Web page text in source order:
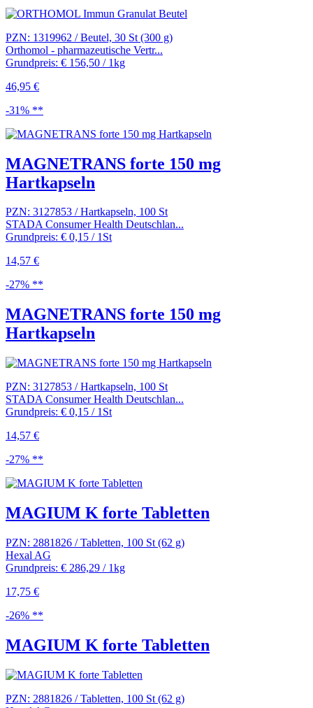
PZN: 1319962 / Beutel, 30 St (300 g)
Orthomol - pharmazeutische Vertr...
Grundpreis: € 156,50 / 1kg
46,95 €
-31% **
MAGNETRANS forte 150 mg
Hartkapseln
PZN: 3127853 / Hartkapseln, 100 St
STADA Consumer Health Deutschlan...
Grundpreis: € 0,15 / 1St
14,57 €
-27% **
MAGNETRANS forte 150 mg
Hartkapseln
PZN: 3127853 / Hartkapseln, 100 St
STADA Consumer Health Deutschlan...
Grundpreis: € 0,15 / 1St
14,57 €
-27% **
MAGIUM K forte Tabletten
PZN: 2881826 / Tabletten, 100 St (62 g)
Hexal AG
Grundpreis: € 286,29 / 1kg
17,75 €
-26% **
MAGIUM K forte Tabletten
PZN: 2881826 / Tabletten, 100 St (62 g)